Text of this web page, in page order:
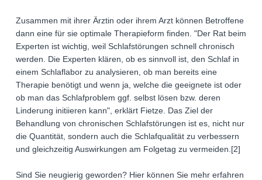
Zusammen mit ihrer Ärztin oder ihrem Arzt können Betroffene
dann eine für sie optimale Therapieform finden. "Der Rat beim
Experten ist wichtig, weil Schlafstörungen schnell chronisch
werden. Die Experten klären, ob es sinnvoll ist, den Schlaf in
einem Schlaflabor zu analysieren, ob man bereits eine
Therapie benötigt und wenn ja, welche die geeignete ist oder
ob man das Schlafproblem ggf. selbst lösen bzw. deren
Linderung initiieren kann", erklärt Fietze. Das Ziel der
Behandlung von chronischen Schlafstörungen ist es, nicht nur
die Quantität, sondern auch die Schlafqualität zu verbessern
und gleichzeitig Auswirkungen am Folgetag zu vermeiden.[2]
Sind Sie neugierig geworden? Hier können Sie mehr erfahren